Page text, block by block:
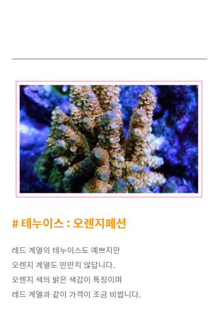
# 테누이스 : 오렌지페션
레드 계열의 테누이스도 예쁘지만
오렌지 계열도 만만치 않답니다.
오렌지 색의 밝은 색감이 특징이며
레드 계열과 같이 가격이 조금 비쌉니다.